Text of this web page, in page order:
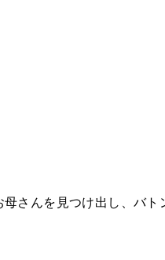
さんを見つけ出し、バト